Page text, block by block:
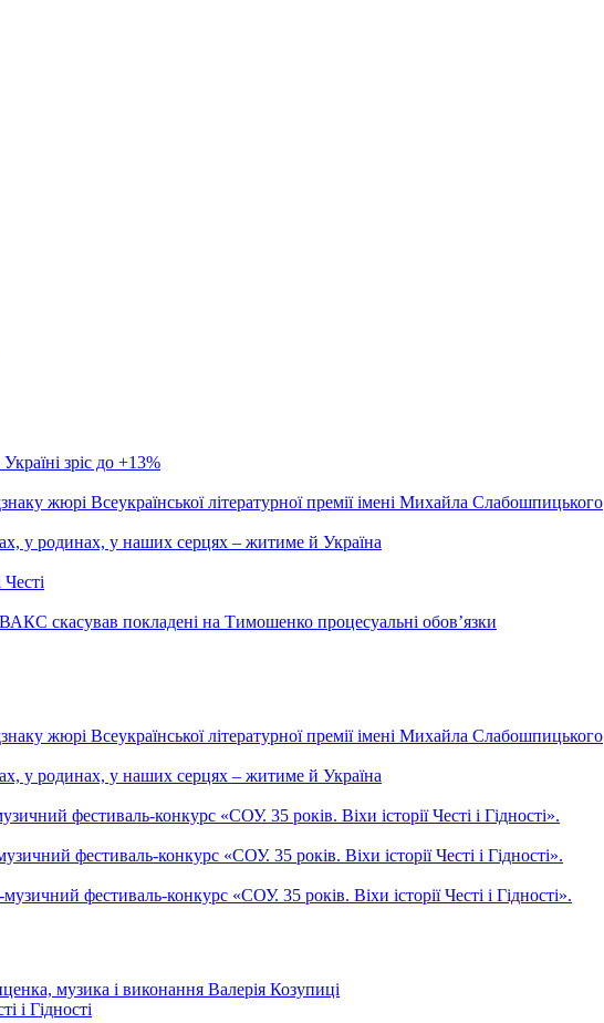
зріс до +13%
жюрі Всеукраїнської літературної премії імені Михайла Слабошпицького
у родинах, у наших серцях – житиме й Україна
скасував покладені на Тимошенко процесуальні обов’язки
жюрі Всеукраїнської літературної премії імені Михайла Слабошпицького
у родинах, у наших серцях – житиме й Україна
фестиваль-конкурс «СОУ. 35 років. Віхи історії Честі і Гідності».
фестиваль-конкурс «СОУ. 35 років. Віхи історії Честі і Гідності».
фестиваль-конкурс «СОУ. 35 років. Віхи історії Честі і Гідності».
музика і виконання Валерія Козупиці
і Гідності